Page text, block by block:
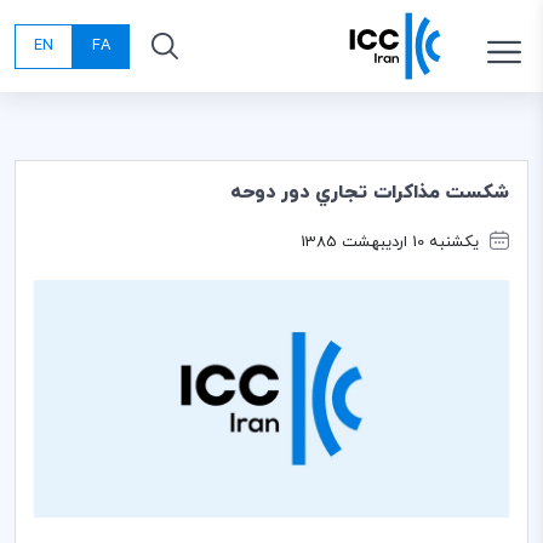
FA
EN
شكست مذاكرات تجاري دور دوحه
یکشنبه 10 اردیبهشت 1385